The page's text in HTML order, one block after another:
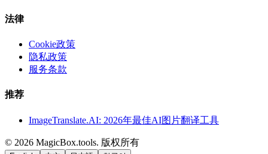
法律
Cookie政策
隐私政策
服务条款
推荐
ImageTranslate.AI: 2026年最佳AI图片翻译工具
© 2026 MagicBox.tools. 版权所有